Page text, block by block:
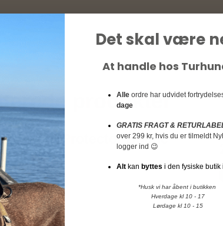
produkter
Protector Bootie
Det skal være
At handle hos
Alle ordre har udvidet
dage
GRATIS FRAGT &
over 299 kr, hvis du er tilmeldt
logger ind 😉
Alt kan byttes i den fysiske butik
*Husk vi har åbent i butikken
Hverdage kl 10 - 17
Lørdage kl 10 - 15